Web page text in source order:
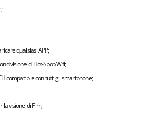
qualsiasi APP;
di Hot-Spot/Wifi;
compatibile con tutti gli smartphone;
la visione di Film;